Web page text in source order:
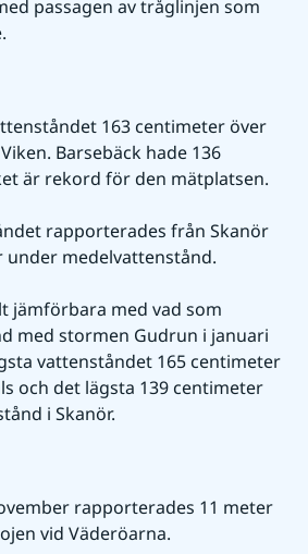
passagen av tråglinjen som
163 centimeter över
Barsebäck hade 136
är rekord för den mätplatsen.
rapporterades från Skanör
under medelvattenstånd.
jämförbara med vad som
med stormen Gudrun i januari
vattenståndet 165 centimeter
och det lägsta 139 centimeter
i Skanör.
rapporterades 11 meter
vid Väderöarna.